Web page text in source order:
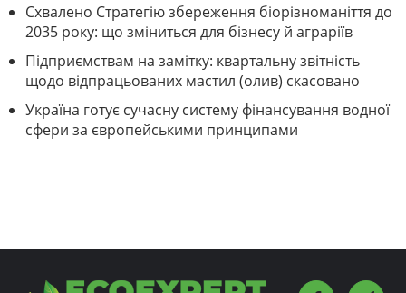
Схвалено Стратегію збереження біорізноманіття до
2035 року: що зміниться для бізнесу й аграріїв
Підприємствам на замітку: квартальну звітність
щодо відпрацьованих мастил (олив) скасовано
Україна готує сучасну систему фінансування водної
сфери за європейськими принципами